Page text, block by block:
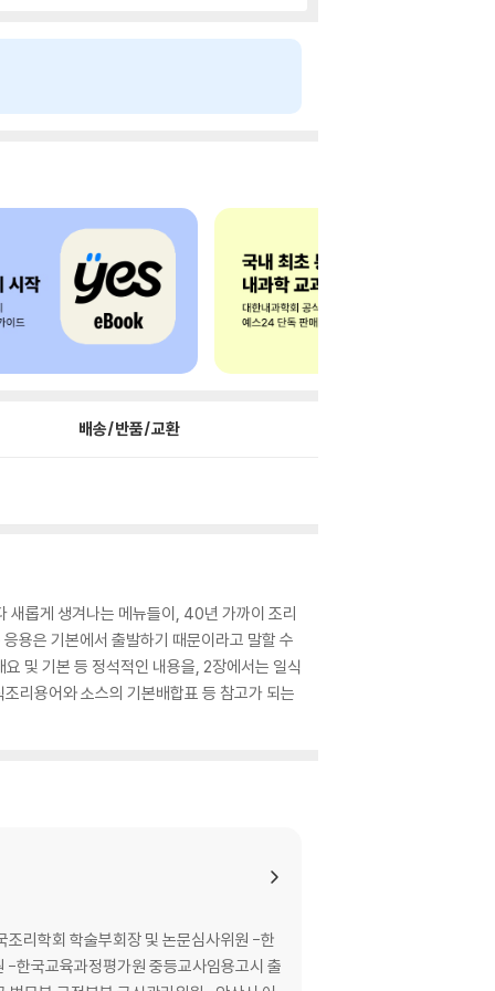
배송/반품/교환
새롭게 생겨나는 메뉴들이, 40년 가까이 조리
용은 기본에서 출발하기 때문이라고 말할 수
및 기본 등 정석적인 내용을, 2장에서는 일식
리용어와 소스의 기본배합표 등 참고가 되는
리학회 학술부회장 및 논문심사위원 -한
한국교육과정평가원 중등교사임용고시 출